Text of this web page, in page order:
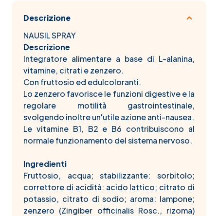
Descrizione
NAUSIL SPRAY
Descrizione
Integratore alimentare a base di L-alanina,
vitamine, citrati e zenzero.
Con fruttosio ed edulcoloranti.
Lo zenzero favorisce le funzioni digestive e la
regolare motilità gastrointestinale,
svolgendo inoltre un'utile azione anti-nausea.
Le vitamine B1, B2 e B6 contribuiscono al
normale funzionamento del sistema nervoso.
Ingredienti
Fruttosio, acqua; stabilizzante: sorbitolo;
correttore di acidità: acido lattico; citrato di
potassio, citrato di sodio; aroma: lampone;
zenzero (Zingiber officinalis Rosc., rizoma)